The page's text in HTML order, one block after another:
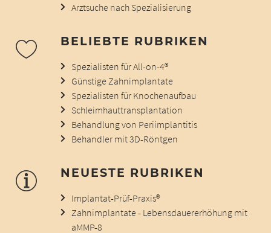
Arztsuche nach Spezialisierung
BELIEBTE RUBRIKEN
Spezialisten für All-on-4®
Günstige Zahnimplantate
Spezialisten für Knochenaufbau
Schleimhauttransplantation
Behandlung von Periimplantitis
Behandler mit 3D-Röntgen
NEUESTE RUBRIKEN
Implantat-Prüf-Praxis®
Zahnimplantate - Lebensdauererhöhung mit
aMMP-8